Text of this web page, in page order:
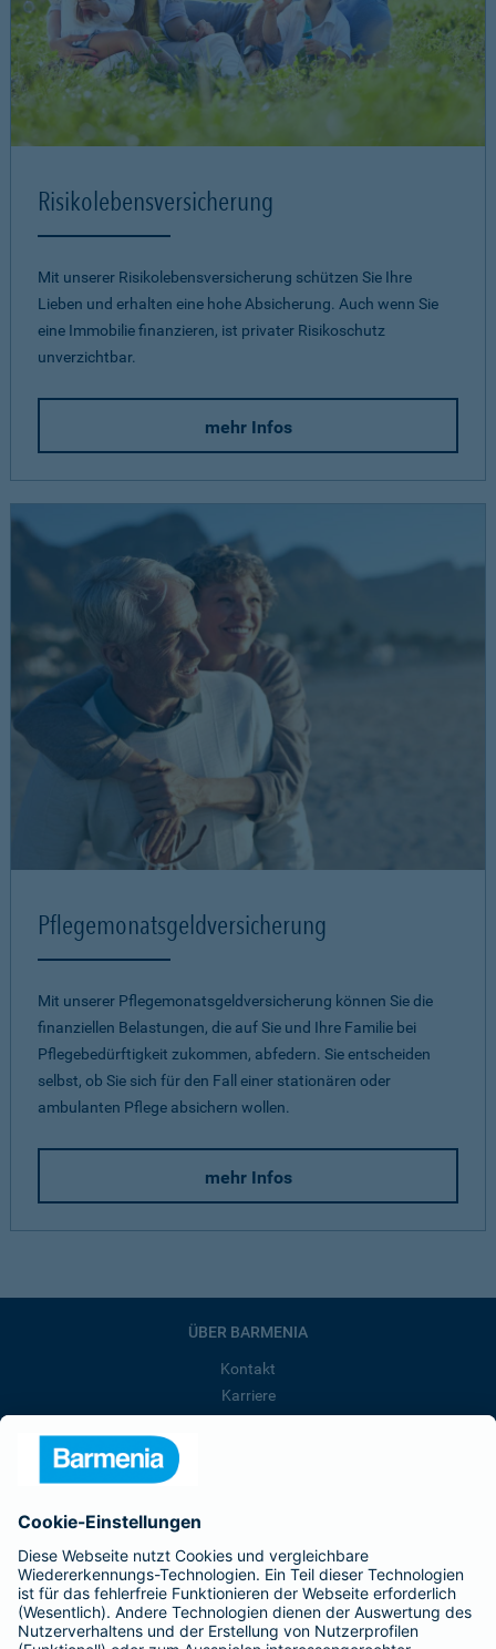
Risikolebensversicherung
Mit unserer Risikolebensversicherung schützen Sie Ihre
Lieben und erhalten eine hohe Absicherung. Auch wenn Sie
eine Immobilie finanzieren, ist privater Risikoschutz
unverzichtbar.
mehr Infos
Pflegemonatsgeld­versicherung
Mit unserer Pflegemonatsgeld­versicherung können Sie die
finanziellen Belastungen, die auf Sie und Ihre Familie bei
Pflegebedürftigkeit zukommen, abfedern. Sie entscheiden
selbst, ob Sie sich für den Fall einer stationären oder
ambulanten Pflege absichern wollen.
mehr Infos
ÜBER BARMENIA
Kontakt
Karriere
Barmenia ist Teil der BarmeniaGothaer
BELIEBTE SEITEN
Kranken-Zusatzversicherung
Tierversicherungen